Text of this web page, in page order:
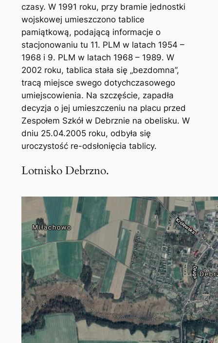
czasy. W 1991 roku, przy bramie jednostki
wojskowej umieszczono tablice
pamiątkową, podającą informacje o
stacjonowaniu tu 11. PLM w latach 1954 –
1968 i 9. PLM w latach 1968 – 1989. W
2002 roku, tablica stała się „bezdomna”,
tracą miejsce swego dotychczasowego
umiejscowienia. Na szczęście, zapadła
decyzja o jej umieszczeniu na placu przed
Zespołem Szkół w Debrznie na obelisku. W
dniu 25.04.2005 roku, odbyła się
uroczystość re-odsłonięcia tablicy.
Lotnisko Debrzno.